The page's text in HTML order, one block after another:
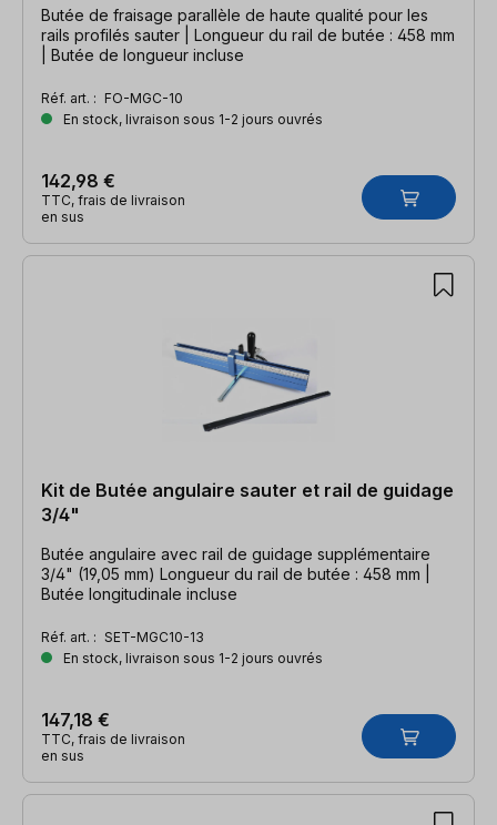
Butée de fraisage parallèle de haute qualité pour les
rails profilés sauter | Longueur du rail de butée : 458 mm
| Butée de longueur incluse
Réf. art. : FO-MGC-10
En stock, livraison sous 1-2 jours ouvrés
142,98 €
TTC, frais de livraison
en sus
Kit de Butée angulaire sauter et rail de guidage
3/4"
Butée angulaire avec rail de guidage supplémentaire
3/4" (19,05 mm) Longueur du rail de butée : 458 mm |
Butée longitudinale incluse
Réf. art. : SET-MGC10-13
En stock, livraison sous 1-2 jours ouvrés
147,18 €
TTC, frais de livraison
en sus